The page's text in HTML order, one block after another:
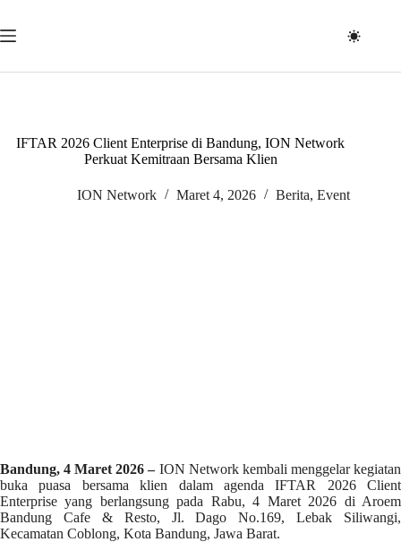
content
IFTAR 2026 Client Enterprise di Bandung, ION Network
Perkuat Kemitraan Bersama Klien
ION Network Maret 4, 2026 Berita, Event
Bandung, 4 Maret 2026 –ION Network kembali menggelar kegiatan
buka puasa bersama klien dalam agenda IFTAR 2026 Client
Enterprise yang berlangsung pada Rabu, 4 Maret 2026 di Aroem
Bandung Cafe & Resto, Jl. Dago No.169, Lebak Siliwangi,
Kecamatan Coblong, Kota Bandung, Jawa Barat.